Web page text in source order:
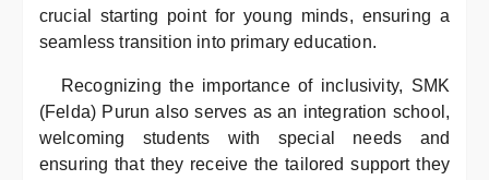
crucial starting point for young minds, ensuring a
seamless transition into primary education.
Recognizing the importance of inclusivity, SMK
(Felda) Purun also serves as an integration school,
welcoming students with special needs and
ensuring that they receive the tailored support they